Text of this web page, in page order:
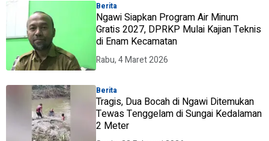
Berita
Ngawi Siapkan Program Air Minum
Gratis 2027, DPRKP Mulai Kajian Teknis
di Enam Kecamatan
Rabu, 4 Maret 2026
Berita
Tragis, Dua Bocah di Ngawi Ditemukan
Tewas Tenggelam di Sungai Kedalaman
2 Meter